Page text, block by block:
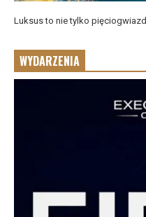
Luksus to nie tylko
WYDARZENIA